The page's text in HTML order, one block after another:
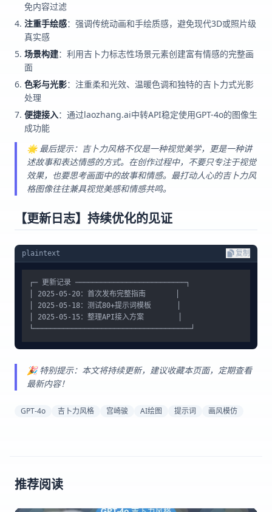
免内容过滤
注重手绘感：强调传统动画和手绘质感，避免现代3D或照片级
真实感
场景构建：利用吉卜力标志性场景元素创建富有情感的完整画
面
色彩与光影：注重柔和光效、温暖色调和独特的吉卜力式光影
处理
便捷接入：通过laozhang.ai中转API稳定使用GPT-4o的图像生
成功能
🌟 最后提示：吉卜力风格不仅是一种视觉美学，更是一种讲
述故事和表达情感的方式。在创作过程中，不要只专注于视觉
效果，也要思考画面中的故事和情感。最打动人心的吉卜力风
格图像往往兼具视觉美感和情感共鸣。
【更新日志】持续优化的见证
plaintext 复制
┌─ 更新记录 ──────────────────────────┐
│ 2025-05-20：首次发布完整指南       │
│ 2025-05-18：测试80+提示词模板      │
│ 2025-05-15：整理API接入方案        │
🎉 特别提示：本文将持续更新，建议收藏本页面，定期查看
最新内容！
GPT-4o 吉卜力风格 宫崎骏 AI绘图 提示词 画风模仿
推荐阅读